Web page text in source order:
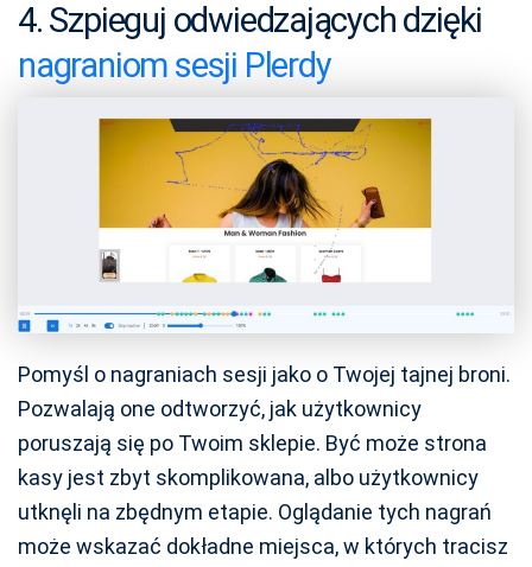
4. Szpieguj odwiedzających dzięki
nagraniom sesji Plerdy
Pomyśl o nagraniach sesji jako o Twojej tajnej broni.
Pozwalają one odtworzyć, jak użytkownicy
poruszają się po Twoim sklepie. Być może strona
kasy jest zbyt skomplikowana, albo użytkownicy
utknęli na zbędnym etapie. Oglądanie tych nagrań
może wskazać dokładne miejsca, w których tracisz